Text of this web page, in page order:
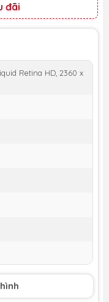
đãi
Retina HD, 2360 x